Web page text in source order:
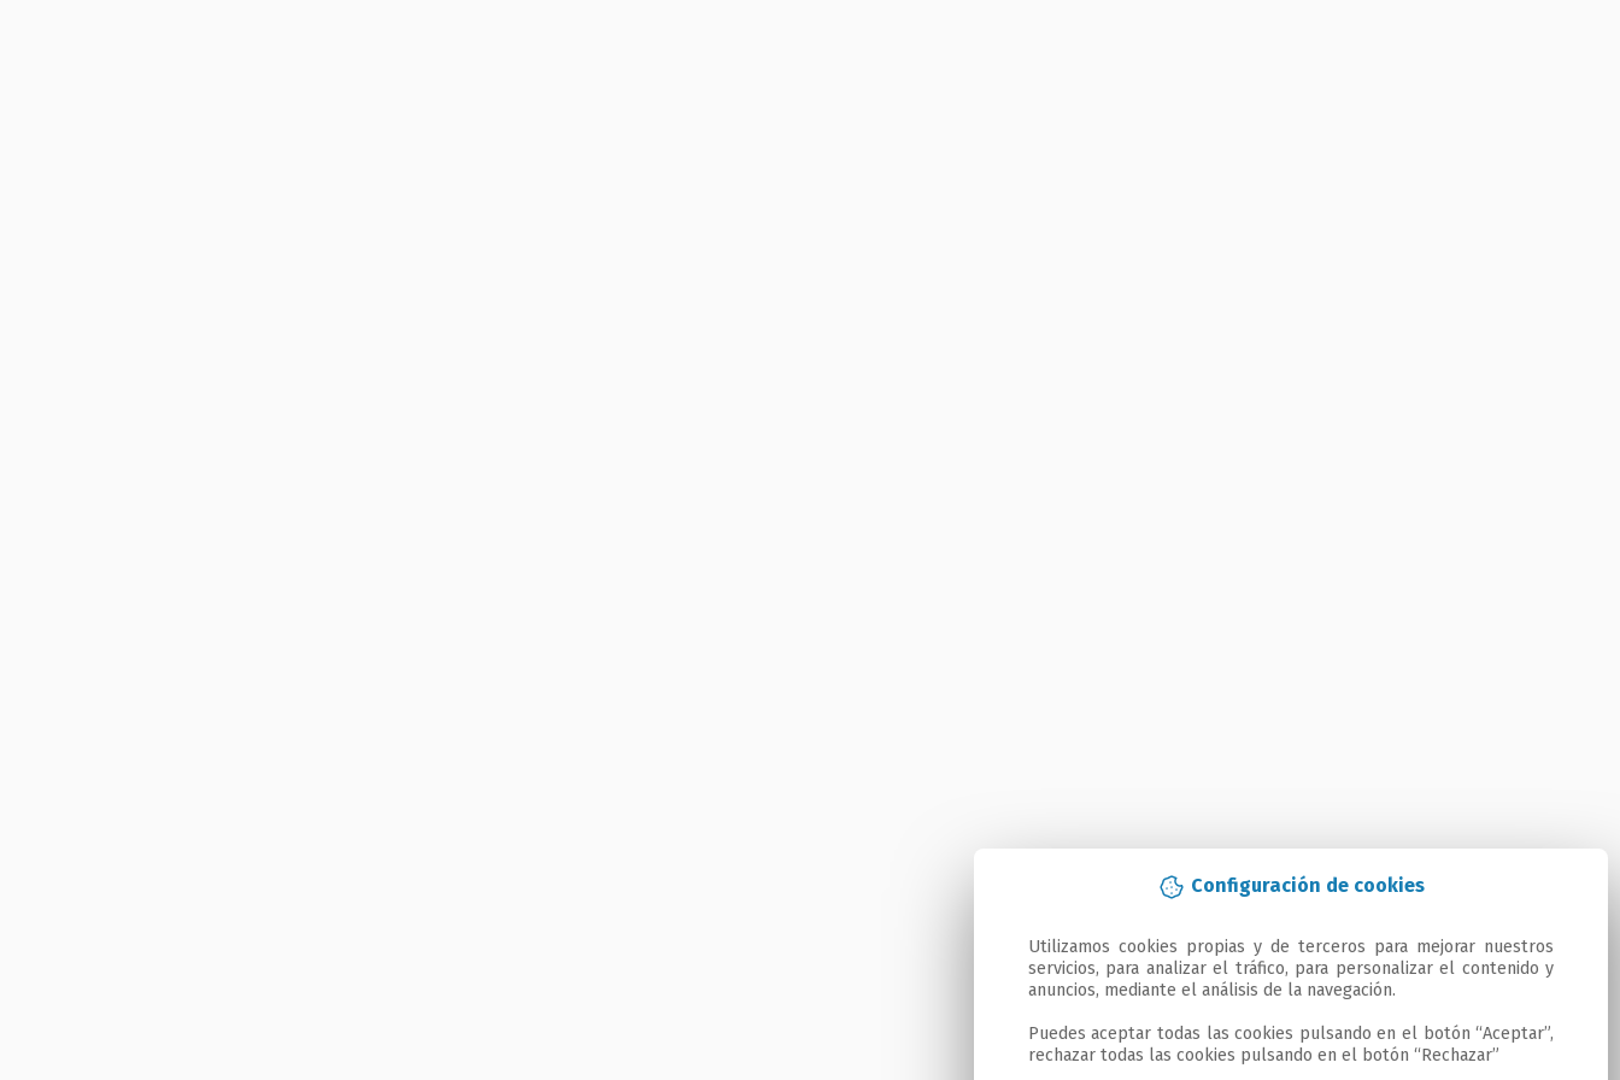
Configuración de cookies
Utilizamos cookies propias y de terceros para mejorar nuestros
servicios, para analizar el tráfico, para personalizar el contenido y
anuncios, mediante el análisis de la navegación.
Puedes aceptar todas las cookies pulsando en el botón “Aceptar”,
rechazar todas las cookies pulsando en el botón “Rechazar”